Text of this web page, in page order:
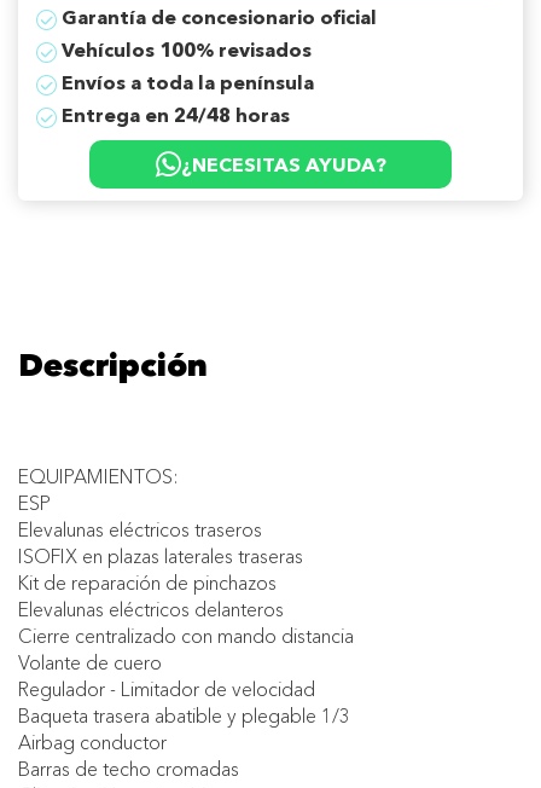
Garantía de concesionario oficial
Vehículos 100% revisados
Envíos a toda la península
Entrega en 24/48 horas
¿NECESITAS AYUDA?
Descripción
EQUIPAMIENTOS:
ESP
Elevalunas eléctricos traseros
ISOFIX en plazas laterales traseras
Kit de reparación de pinchazos
Elevalunas eléctricos delanteros
Cierre centralizado con mando distancia
Volante de cuero
Regulador - Limitador de velocidad
Baqueta trasera abatible y plegable 1/3
Airbag conductor
Barras de techo cromadas